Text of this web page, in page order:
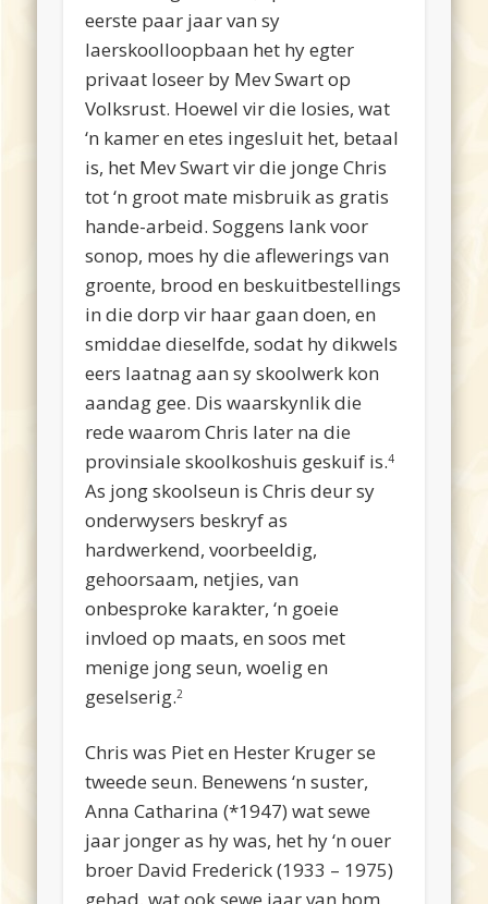
eerste paar jaar van sy
laerskoolloopbaan het hy egter
privaat loseer by Mev Swart op
Volksrust. Hoewel vir die losies, wat
‘n kamer en etes ingesluit het, betaal
is, het Mev Swart vir die jonge Chris
tot ‘n groot mate misbruik as gratis
hande-arbeid. Soggens lank voor
sonop, moes hy die aflewerings van
groente, brood en beskuitbestellings
in die dorp vir haar gaan doen, en
smiddae dieselfde, sodat hy dikwels
eers laatnag aan sy skoolwerk kon
aandag gee. Dis waarskynlik die
rede waarom Chris later na die
provinsiale skoolkoshuis geskuif is.4
As jong skoolseun is Chris deur sy
onderwysers beskryf as
hardwerkend, voorbeeldig,
gehoorsaam, netjies, van
onbesproke karakter, ‘n goeie
invloed op maats, en soos met
menige jong seun, woelig en
geselserig.2
Chris was Piet en Hester Kruger se
tweede seun. Benewens ‘n suster,
Anna Catharina (*1947) wat sewe
jaar jonger as hy was, het hy ‘n ouer
broer David Frederick (1933 – 1975)
gehad, wat ook sewe jaar van hom